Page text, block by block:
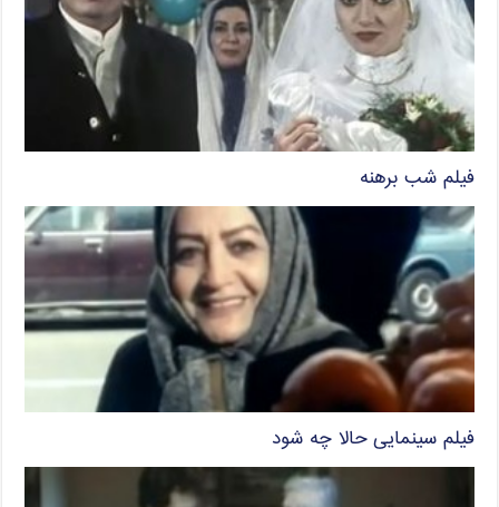
فیلم شب برهنه
فیلم سینمایی حالا چه شود